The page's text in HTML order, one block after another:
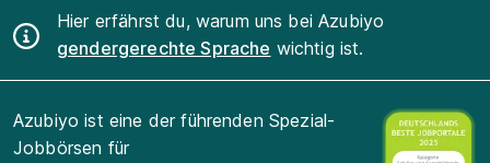
Hier erfährst du, warum uns bei Azubiyo
gendergerechte Sprache wichtig ist.
Azubiyo ist eine der führenden Spezial-
Jobbörsen für